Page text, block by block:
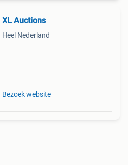
XL Auctions
Heel Nederland
Bezoek website